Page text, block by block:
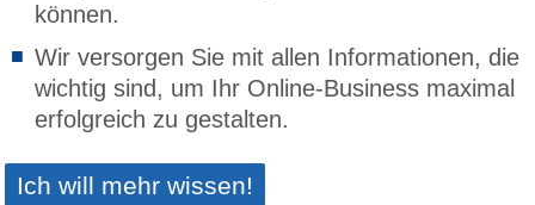
können.
Wir versorgen Sie mit allen Informationen, die
wichtig sind, um Ihr Online-Business maximal
erfolgreich zu gestalten.
Ich will mehr wissen!